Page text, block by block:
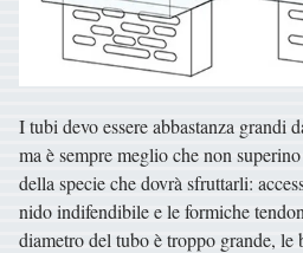
I tubi devo essere abbastanza grandi
ma è sempre meglio che non
della specie che dovrà sfruttarli:
nido indifendibile e le formiche
diametro del tubo è troppo grande,